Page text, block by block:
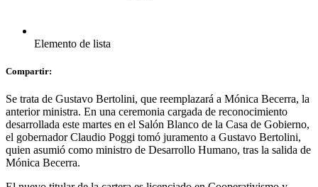
Elemento de lista
Compartir:
Se trata de Gustavo Bertolini, que reemplazará a Mónica Becerra, la
anterior ministra. En una ceremonia cargada de reconocimiento
desarrollada este martes en el Salón Blanco de la Casa de Gobierno,
el gobernador Claudio Poggi tomó juramento a Gustavo Bertolini,
quien asumió como ministro de Desarrollo Humano, tras la salida de
Mónica Becerra.